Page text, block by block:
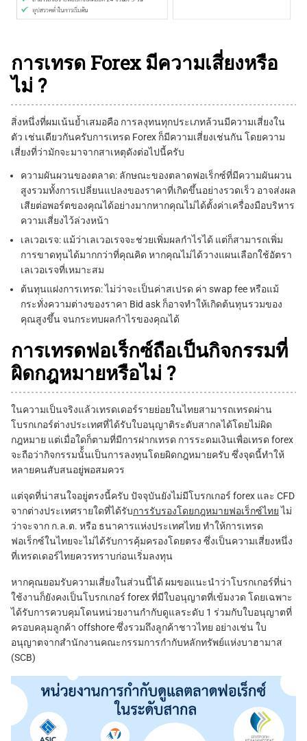
การเทรด Forex มีความเสี่ยงหรือ
ไม่ ?
สิ่งหนึ่งที่ผมเน้นย้ำเสมอคือ การลงุทนทุกประเภทล้วนมีความเสี่ยงใน
ตัว เช่นเดียวกันครับการเทรด Forex ก็มีความเสี่ยงเช่นกัน โดยความ
เสี่ยงที่ว่ามักจะมาจากสาเหตุดังต่อไปนี้ครับ
ความผันผวนของตลาด: ลักษณะของตลาดฟอเร็กซ์ที่มีความผันผวน
สูงรวมทั้งการเปลี่ยนแปลงของราคาที่เกิดขึ้นอย่างรวดเร็ว อาจส่งผล
เสียต่อพอร์ตของคุณได้อย่างมากหากคุณไม่ได้ตั้งค่าเครื่องมือบริหาร
ความเสี่ยงไว้ล่วงหน้า
เลเวอเรจ: แม้ว่าเลเวอเรจจะช่วยเพิ่มผลกำไรได้ แต่ก็สามารถเพิ่ม
การขาดทุนได้มากกว่าที่คุณคิด หากคุณไม่ได้วางแผนเลือกใช้อัตรา
เลเวอเรจที่เหมาะสม
ต้นทุนแฝงการเทรด: ไม่ว่าจะเป็นค่าสเปรด ค่า swap fee หรือแม้
กระทั่งความต่างของราคา Bid ask ก็อาจทำให้เกิดต้นทุนรวมของ
คุณสูงขึ้น จนกระทบผลกำไรของคุณได้
การเทรดฟอเร็กซ์ถือเป็นกิจกรรมที่
ผิดกฎหมายหรือไม่ ?
ในความเป็นจริงแล้วเทรดเดอร์รายย่อยในไทยสามารถเทรดผ่าน
โบรกเกอร์ต่างประเทศที่ได้รับใบอนุญาติระดับสากลได้โดยไม่ผิด
กฎหมาย แต่เมื่อใดก็ตามที่มีการฝากเทรด การระดมเงินเพื่อเทรด forex
จะถือว่ากิจกรรมนั้้นเป็นการลงทุนโดยผิดกฎหมายครับ ซึ่งจุดนี้ทำให้
หลายคนสับสนอยู่พอสมควร
แต่จุดที่น่าสนใจอยู่ตรงนี้ครับ ปัจจุบันยังไม่มีโบรกเกอร์ forex และ CFD
จากต่างประเทศรายใดที่ได้รับการรับรองโดยกฎหมายฟอเร็กซ์ไทยไม่
ว่าจะจาก ก.ล.ต. หรือ ธนาคารแห่งประเทศไทย ทำให้การเทรด
ฟอเร็กซ์ในไทยจะไม่ได้รับการคุ้มครองโดยตรง ซึ่งเป็นความเสี่ยงหนึ่ง
ที่เทรดเดอร์ไทยควรทราบก่อนเริ่มลงทุน
หากคุณยอมรับความเสี่ยงในส่วนนี้ได้ ผมขอแนะนำว่าโบรกเกอร์ที่น่า
ใช้งานก็ยังคงเป็นโบรกเกอร์ forex ที่มีใบอนุญาตที่เข้มงวด โดยเฉพาะ
ได้รับการควบคุมโดนหน่วยงานกำกับดูแลระดับ 1 ร่วมกับใบอนุญาตที่
ครอบคลุมลูกค้า offshore ซึ่งรวมถึงลูกค้าชาวไทย อย่างเช่น ใบ
อนุญาตจากสำนักงานคณะกรรมการกำกับหลักทรัพย์แห่งบาฮามาส
(SCB)